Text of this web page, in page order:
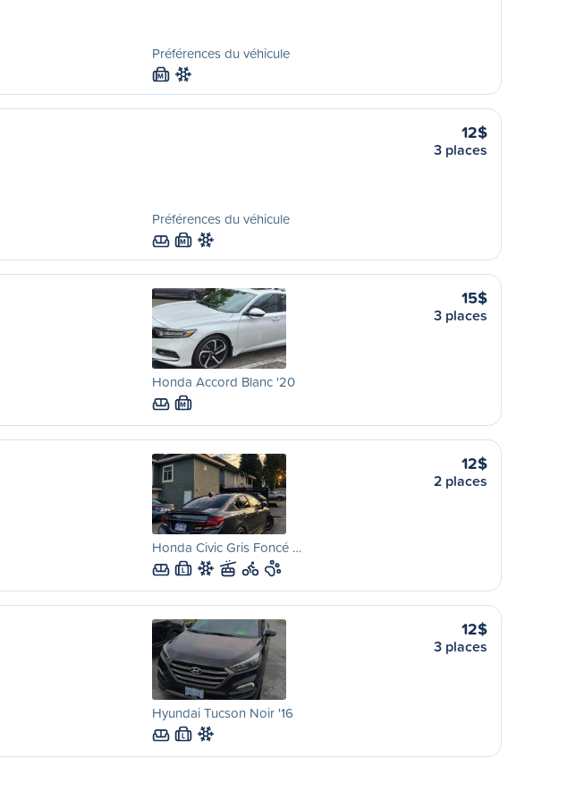
Préférences du véhicule
M
Préférences du véhicule
M
12$
3 places
Honda Accord Blanc '20
M
15$
3 places
Honda Civic Gris Foncé …
L
12$
2 places
Hyundai Tucson Noir '16
L
12$
3 places